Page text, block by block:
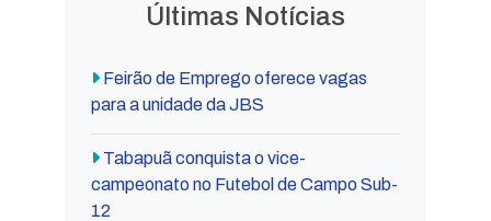
Últimas Notícias
Feirão de Emprego oferece vagas
para a unidade da JBS
Tabapuã conquista o vice-
campeonato no Futebol de Campo Sub-
12